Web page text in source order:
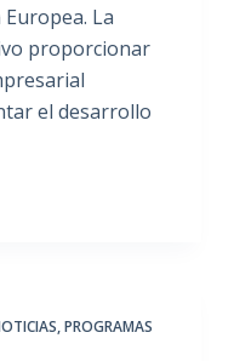
La
proporcionar
el desarrollo
,PROGRAMAS